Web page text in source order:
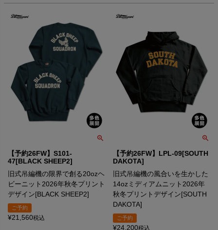
【予約26FW】S101-
47[BLACK SHEEP2]
旧式吊編機の限界で創る20ozヘ
ビーニット2026年秋冬プリント
デザイン[BLACK SHEEP2]
ご予約
¥21,560税込
【予約26FW】LPL-09[SOUTH
DAKOTA]
旧式吊編機の風合いを生かした
14ozミディアムニット2026年
秋冬プリントデザイン[SOUTH
DAKOTA]
ご予約
¥24,200税込